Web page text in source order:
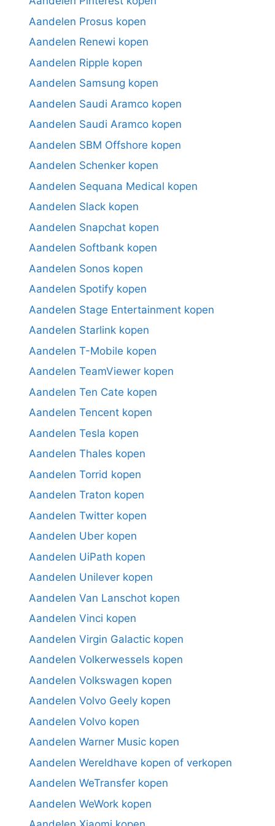
Aandelen Prosus kopen
Aandelen Renewi kopen
Aandelen Ripple kopen
Aandelen Samsung kopen
Aandelen Saudi Aramco kopen
Aandelen Saudi Aramco kopen
Aandelen SBM Offshore kopen
Aandelen Schenker kopen
Aandelen Sequana Medical kopen
Aandelen Slack kopen
Aandelen Snapchat kopen
Aandelen Softbank kopen
Aandelen Sonos kopen
Aandelen Spotify kopen
Aandelen Stage Entertainment kopen
Aandelen Starlink kopen
Aandelen T-Mobile kopen
Aandelen TeamViewer kopen
Aandelen Ten Cate kopen
Aandelen Tencent kopen
Aandelen Tesla kopen
Aandelen Thales kopen
Aandelen Torrid kopen
Aandelen Traton kopen
Aandelen Twitter kopen
Aandelen Uber kopen
Aandelen UiPath kopen
Aandelen Unilever kopen
Aandelen Van Lanschot kopen
Aandelen Vinci kopen
Aandelen Virgin Galactic kopen
Aandelen Volkerwessels kopen
Aandelen Volkswagen kopen
Aandelen Volvo Geely kopen
Aandelen Volvo kopen
Aandelen Warner Music kopen
Aandelen Wereldhave kopen of verkopen
Aandelen WeTransfer kopen
Aandelen WeWork kopen